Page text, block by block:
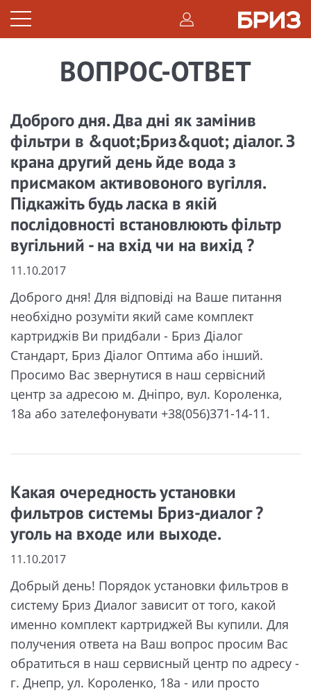
ВОПРОС-ОТВЕТ
Доброго дня. Два дні як замінив
фільтри в &quot;Бриз&quot; діалог. З
крана другий день йде вода з
присмаком активовоного вугілля.
Підкажіть будь ласка в якій
послідовності встановлюють фільтр
вугільний - на вхід чи на вихід ?
11.10.2017
Доброго дня! Для відповіді на Ваше питання
необхідно розуміти який саме комплект
картриджів Ви придбали - Бриз Діалог
Стандарт, Бриз Діалог Оптима або інший.
Просимо Вас звернутися в наш сервісний
центр за адресою м. Дніпро, вул. Короленка,
18а або зателефонувати +38(056)371-14-11.
Какая очередность установки
фильтров системы Бриз-диалог ?
уголь на входе или выходе.
11.10.2017
Добрый день! Порядок установки фильтров в
систему Бриз Диалог зависит от того, какой
именно комплект картриджей Вы купили. Для
получения ответа на Ваш вопрос просим Вас
обратиться в наш сервисный центр по адресу -
г. Днепр, ул. Короленко, 18а - или просто